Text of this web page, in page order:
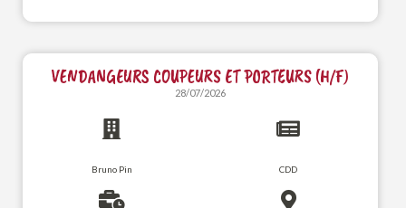
VENDANGEURS COUPEURS ET PORTEURS (H/F)
28/07/2026
Bruno Pin CDD